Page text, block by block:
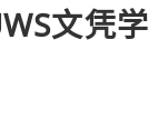
文凭学